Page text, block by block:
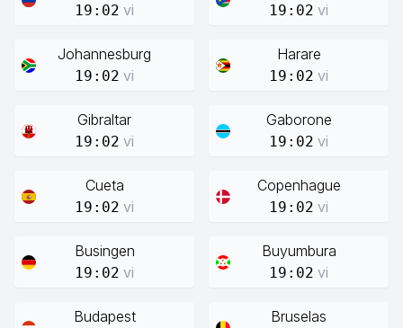
19:02 vi 19:02 vi
Johannesburg
19:02 vi
Harare
19:02 vi
Gibraltar
19:02 vi
Gaborone
19:02 vi
Cueta
19:02 vi
Copenhague
19:02 vi
Busingen
19:02 vi
Buyumbura
19:02 vi
Budapest Bruselas